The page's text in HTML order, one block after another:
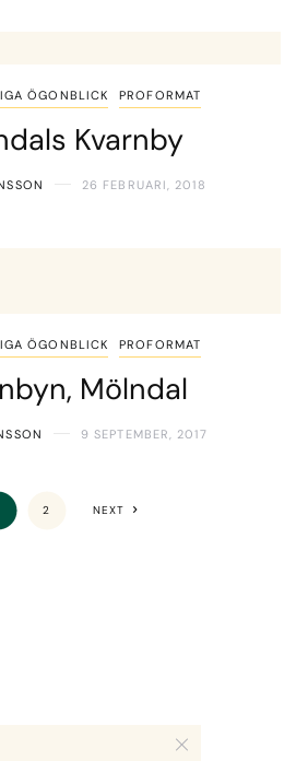
ÖGONBLICK PROFORMAT
Kvarnby
26 FEBRUARI, 2018
ÖGONBLICK PROFORMAT
Mölndal
9 SEPTEMBER, 2017
2 NEXT